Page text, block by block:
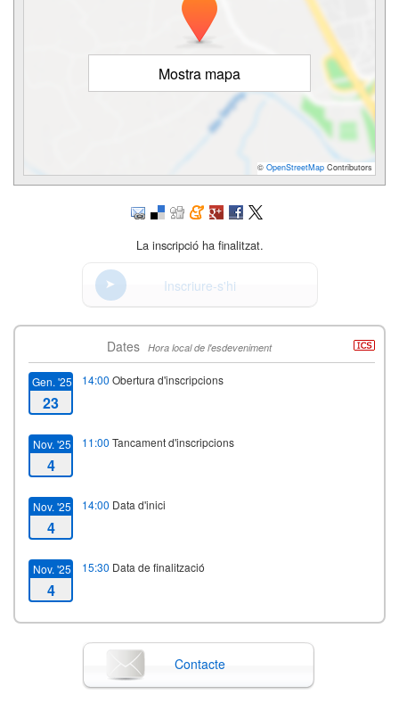
Mostra mapa
© OpenStreetMap Contributors
La inscripció ha finalitzat.
Inscriure-s'hi
Dates Hora local de l'esdeveniment
Gen. '25
23
14:00 Obertura d'inscripcions
Nov. '25
4
11:00 Tancament d'inscripcions
Nov. '25
4
14:00 Data d'inici
Nov. '25
4
15:30 Data de finalització
Contacte